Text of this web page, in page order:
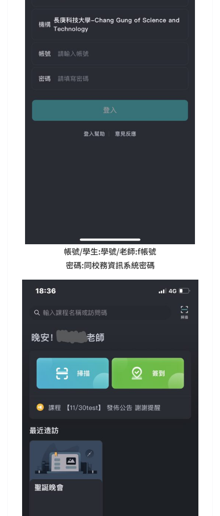
帳號/學生:學號/老師:f帳號
密碼:同校務資訊系統密碼